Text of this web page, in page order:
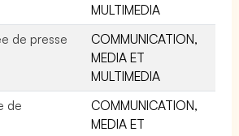
MULTIMEDIA
de presse
COMMUNICATION,
MEDIA ET
MULTIMEDIA
de
COMMUNICATION,
MEDIA ET